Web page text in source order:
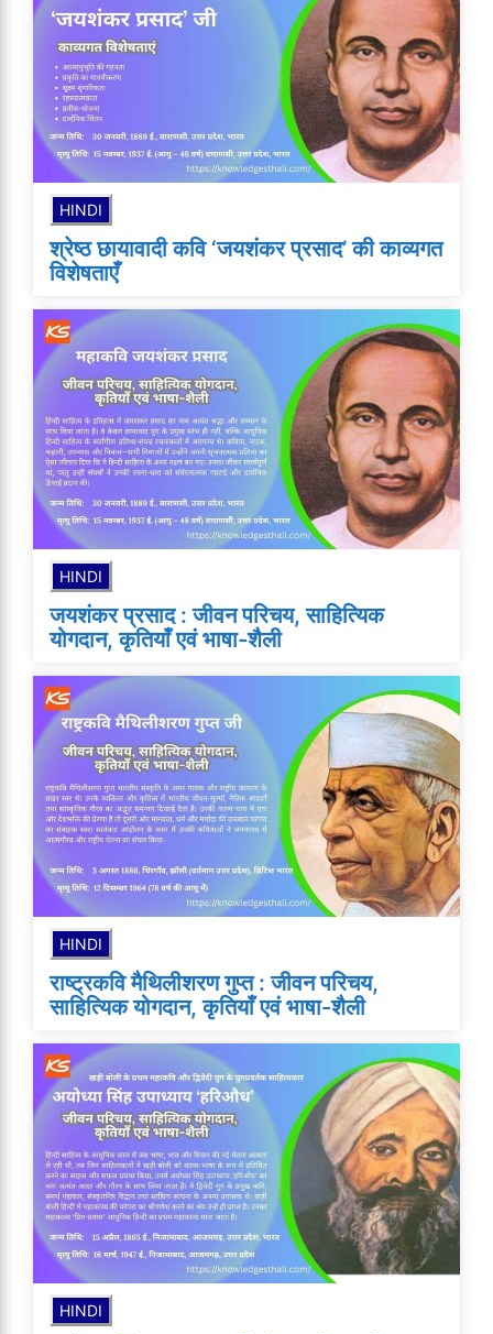
HINDI
श्रेष्ठ छायावादी कवि ‘जयशंकर प्रसाद’ की काव्यगत
विशेषताएँ
HINDI
जयशंकर प्रसाद : जीवन परिचय, साहित्यिक
योगदान, कृतियाँ एवं भाषा-शैली
HINDI
राष्ट्रकवि मैथिलीशरण गुप्त : जीवन परिचय,
साहित्यिक योगदान, कृतियाँ एवं भाषा-शैली
HINDI